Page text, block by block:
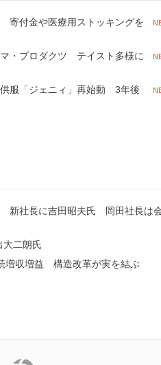
寄付金や医療用ストッキングを
・プロダクツ テイスト多様に
服「ジェニィ」再始動 3年後
新社長に吉田昭夫氏 岡田社長は
二朗氏
増収増益 構造改革が実を結ぶ